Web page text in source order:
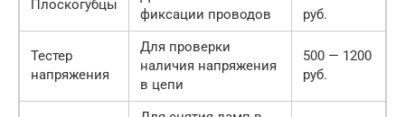
Плоскогубцы
фиксации проводов
руб.
Тестер
напряжения
Для проверки
наличия напряжения
в цепи
500 — 1200
руб.